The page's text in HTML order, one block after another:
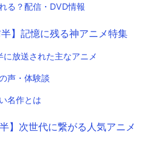
る？配信・DVD情報
半】記憶に残る神アニメ特集
放送された主なアニメ
声・体験談
名作とは
】次世代に繋がる人気アニメ